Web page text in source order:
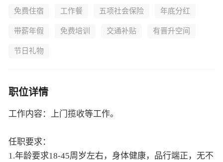
免费住宿 工作餐 五项社会保险 年底分红
带薪年假 免费培训 交通补贴 有晋升空间
节日礼物
职位详情
工作内容：上门揽收等工作。
任职要求：
1.年龄要求18-45周岁左右，身体健康，品行端正，无不